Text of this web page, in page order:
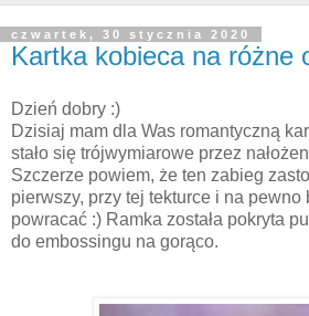
czwartek, 30 stycznia 2020
Kartka kobieca na różne
Dzień dobry :)
Dzisiaj mam dla Was romantyczną
stało się trójwymiarowe przez
Szczerze powiem, że ten zabieg
pierwszy, przy tej tekturce i na pewno
powracać :) Ramka została pokryta
do embossingu na gorąco.